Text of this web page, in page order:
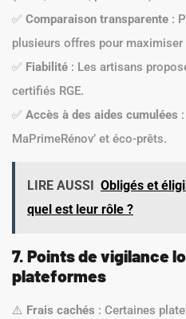
✅ Comparaison transparente :
plusieurs offres pour maximiser
✅ Fiabilité : Les artisans
certifiés RGE.
✅ Accès à des aides cumulées
MaPrimeRénov’ et éco-prêts.
LIRE AUSSI
Obligés et
quel est leur rôle ?
7. Points de vigilance
plateformes
⚠️ Frais cachés : Certaines